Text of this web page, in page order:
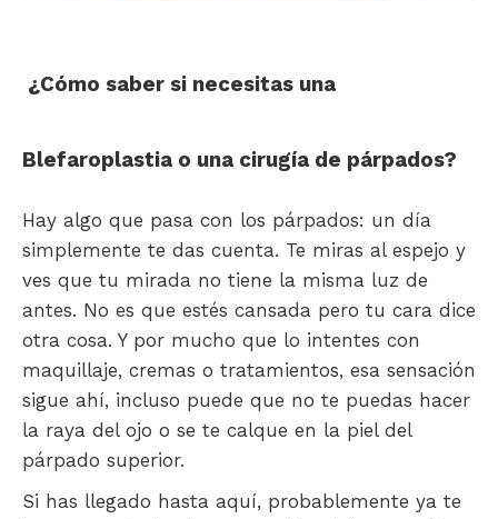
¿Cómo saber si necesitas una
Blefaroplastia o una cirugía de párpados?
Hay algo que pasa con los párpados: un día
simplemente te das cuenta. Te miras al espejo y
ves que tu mirada no tiene la misma luz de
antes. No es que estés cansada pero tu cara dice
otra cosa. Y por mucho que lo intentes con
maquillaje, cremas o tratamientos, esa sensación
sigue ahí, incluso puede que no te puedas hacer
la raya del ojo o se te calque en la piel del
párpado superior.
Si has llegado hasta aquí, probablemente ya te